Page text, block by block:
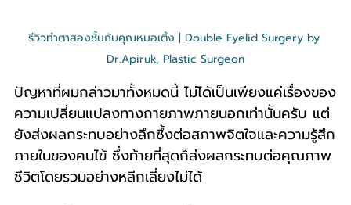
รีวิวทำตาสองชั้นกับคุณหมอเติ้ง | Double Eyelid Surgery by
Dr.Apiruk, Plastic Surgeon
ปัญหาที่ผมกล่าวมาทั้งหมดนี้ ไม่ได้เป็นเพียงแค่เรื่องของ
ความเปลี่ยนแปลงทางกายภาพภายนอกเท่านั้นครับ แต่
ยังส่งผลกระทบอย่างลึกซึ้งต่อสภาพจิตใจและความรู้สึก
ภายในของคนไข้ ซึ่งท้ายที่สุดก็ส่งผลกระทบต่อคุณภาพ
ชีวิตโดยรวมอย่างหลีกเลี่ยงไม่ได้